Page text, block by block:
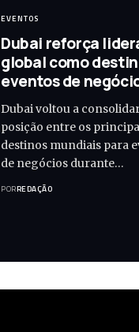
EVENTOS
Dubai reforça
global como
eventos de
Dubai voltou a
posição entre os
destinos mundiais para
de negócios durante…
PORREDAÇÃO